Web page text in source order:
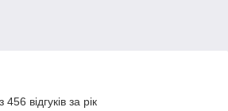
відгуків за рік